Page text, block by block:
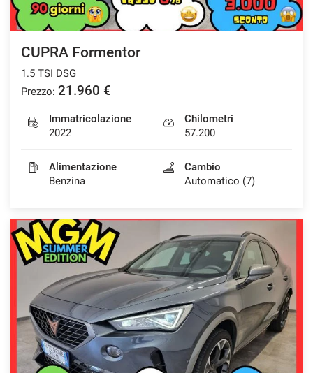
CUPRA Formentor
1.5 TSI DSG
Prezzo: 21.960 €
Immatricolazione
2022
Chilometri
57.200
Alimentazione
Benzina
Cambio
Automatico (7)